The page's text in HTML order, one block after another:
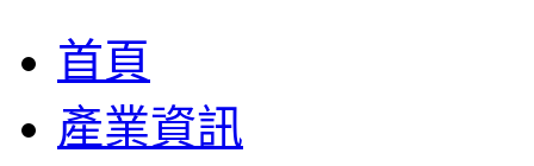
首頁
產業資訊